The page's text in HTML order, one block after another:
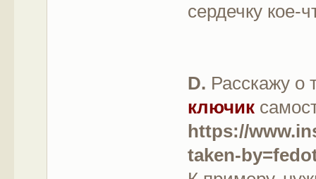
сердечку кое-
D. Расскажу о
ключик
https://
taken-